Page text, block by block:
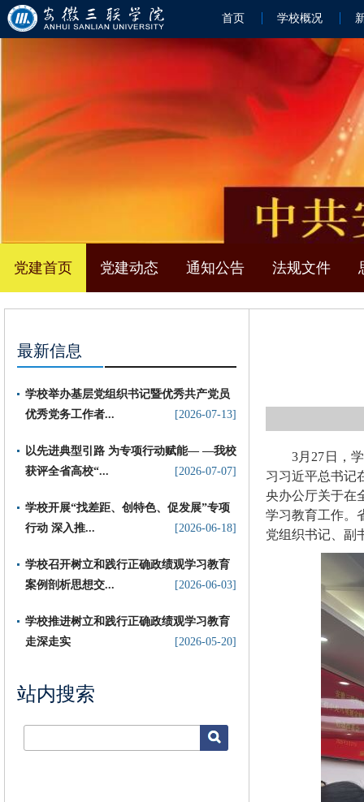
首页 学校概况
党建首页 党建动态 通知公告 法规文件
最新信息
学校举办基层党组织书记暨优秀共产党员
优秀党务工作者...
[2026-07-13]
以先进典型引路 为专项行动赋能— —我校
获评全省高校“...
[2026-07-07]
​学校开展“找差距、创特色、促发展”专项
行动 深入推...
[2026-06-18]
学校召开树立和践行正确政绩观学习教育
案例剖析思想交...
[2026-06-03]
学校推进树立和践行正确政绩观学习教育
走深走实
[2026-05-20]
站内搜索
3月27日，
习习近平总书记
央办公厅关于在
学习教育工作。
党组织书记、副